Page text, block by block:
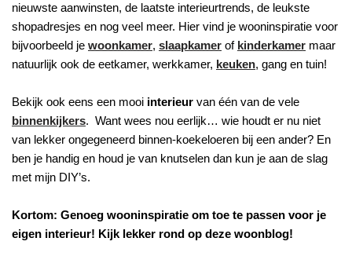
nieuwste aanwinsten, de laatste interieurtrends, de leukste
shopadresjes en nog veel meer. Hier vind je wooninspiratie voor
bijvoorbeeld je woonkamer, slaapkamer of kinderkamer maar
natuurlijk ook de eetkamer, werkkamer, keuken, gang en tuin!
Bekijk ook eens een mooi interieur van één van de vele
binnenkijkers. Want wees nou eerlijk… wie houdt er nu niet
van lekker ongegeneerd binnen-koekeloeren bij een ander? En
ben je handig en houd je van knutselen dan kun je aan de slag
met mijn DIY’s.
Kortom: Genoeg wooninspiratie om toe te passen voor je
eigen interieur! Kijk lekker rond op deze woonblog!